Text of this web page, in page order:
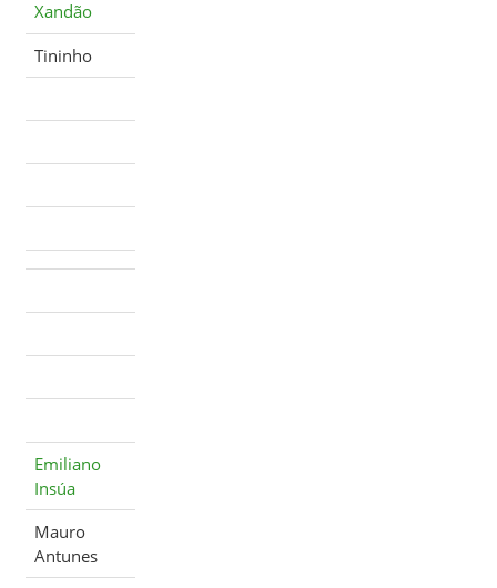
Xandão
Tininho
Emiliano
Insúa
Mauro
Antunes